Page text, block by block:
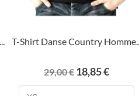
T-Shirt Danse Country
Prix
de
29,00 € Prix
18,85 €